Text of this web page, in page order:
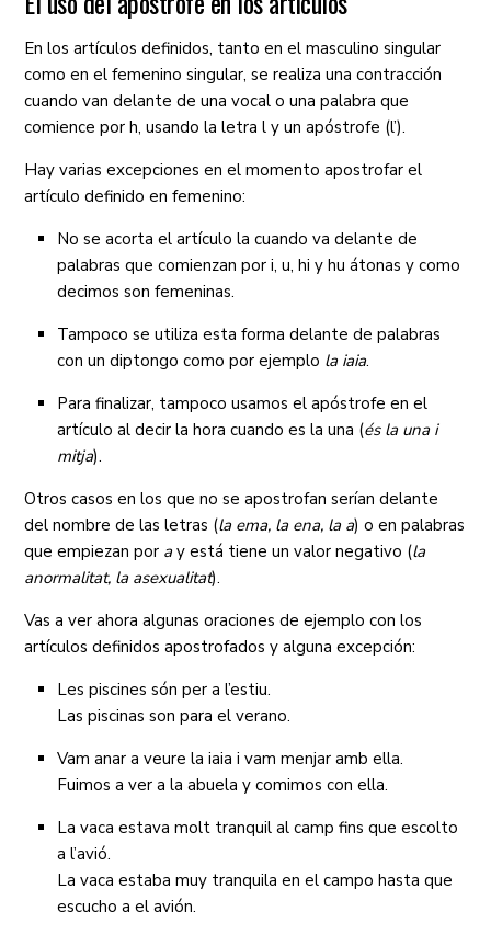
En los artículos definidos, tanto en el masculino singular
como en el femenino singular, se realiza una contracción
cuando van delante de una vocal o una palabra que
comience por h, usando la letra l y un apóstrofe (l’).
Hay varias excepciones en el momento apostrofar el
artículo definido en femenino:
No se acorta el artículo la cuando va delante de
palabras que comienzan por i, u, hi y hu átonas y como
decimos son femeninas.
Tampoco se utiliza esta forma delante de palabras
con un diptongo como por ejemplo la iaia.
Para finalizar, tampoco usamos el apóstrofe en el
artículo al decir la hora cuando es la una (és la una i
mitja).
Otros casos en los que no se apostrofan serían delante
del nombre de las letras (la ema, la ena, la a) o en palabras
que empiezan por ay está tiene un valor negativo (la
anormalitat, la asexualitat).
Vas a ver ahora algunas oraciones de ejemplo con los
artículos definidos apostrofados y alguna excepción:
Les piscines són per a l’estiu.
Las piscinas son para el verano.
Vam anar a veure la iaia i vam menjar amb ella.
Fuimos a ver a la abuela y comimos con ella.
La vaca estava molt tranquil al camp fins que escolto
a l’avió.
La vaca estaba muy tranquila en el campo hasta que
escucho a el avión.